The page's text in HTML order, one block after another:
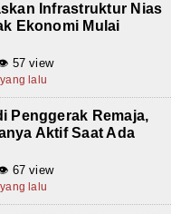
Infrastruktur Nias
Ekonomi Mulai
57 view
lalu
Penggerak Remaja,
Aktif Saat Ada
67 view
lalu